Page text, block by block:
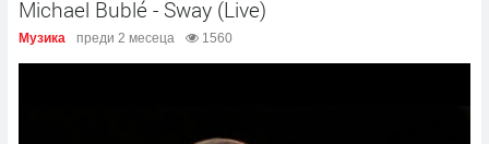
Michael Bublé - Sway (Live)
Музика преди 2 месеца 1560